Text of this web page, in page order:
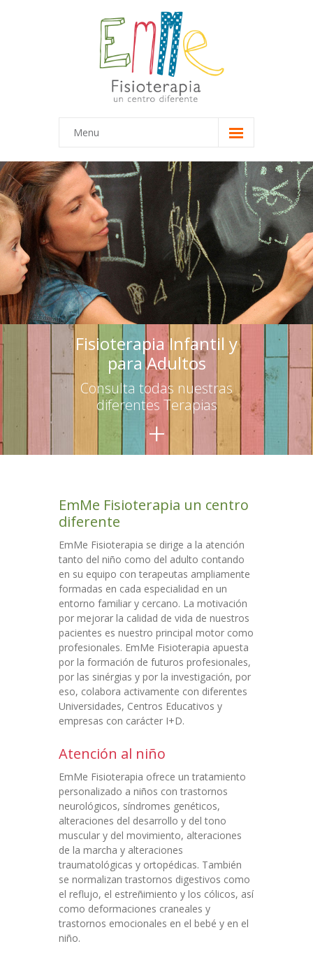
Menu
Inicio
Equipo
-- Marta
-- María
Terapias
-- Terapias Infantiles
-- Terapias para adultos
Escuelas
-- Asesoramiento
-- Talleres para educadores
-- Talleres para familias
Colaboraciones
Contacto
Fisioterapia Infantil y
para Adultos
Consulta todas nuestras
diferentes Terapias
+
EmMe Fisioterapia un centro
diferente
EmMe Fisioterapia se dirige a la atención
tanto del niño como del adulto contando
en su equipo con terapeutas ampliamente
formadas en cada especialidad en un
entorno familiar y cercano. La motivación
por mejorar la calidad de vida de nuestros
pacientes es nuestro principal motor como
profesionales. EmMe Fisioterapia apuesta
por la formación de futuros profesionales,
por las sinérgias y por la investigación, por
eso, colabora activamente con diferentes
Universidades, Centros Educativos y
empresas con carácter I+D.
Atención al niño
EmMe Fisioterapia ofrece un tratamiento
personalizado a niños con trastornos
neurológicos, síndromes genéticos,
alteraciones del desarrollo y del tono
muscular y del movimiento, alteraciones
de la marcha y alteraciones
traumatológicas y ortopédicas. También
se normalizan trastornos digestivos como
el reflujo, el estreñimiento y los cólicos, así
como deformaciones craneales y
trastornos emocionales en el bebé y en el
niño.